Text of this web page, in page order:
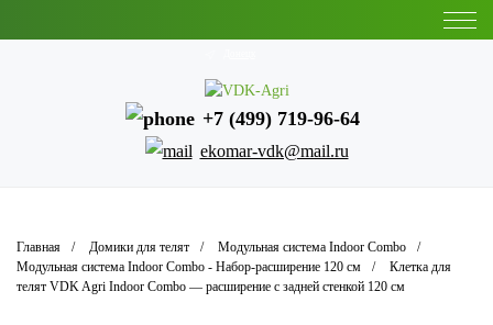
+7 (499) 719-96-64
ekomar-vdk@mail.ru
Главная Домики для телят
Модульная система Indoor Combo
Модульная система Indoor Combo - Набор-расширение 120 см
Клетка для
телят VDK Agri Indoor Combo — расширение с задней стенкой 120 см